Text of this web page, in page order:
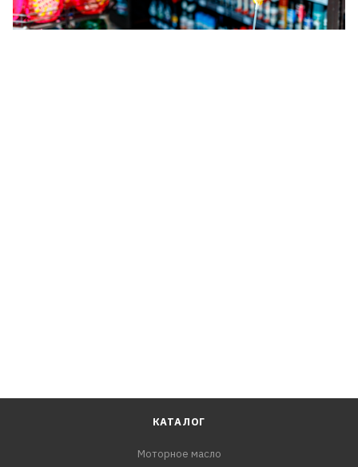
КАТАЛОГ
Моторное масло